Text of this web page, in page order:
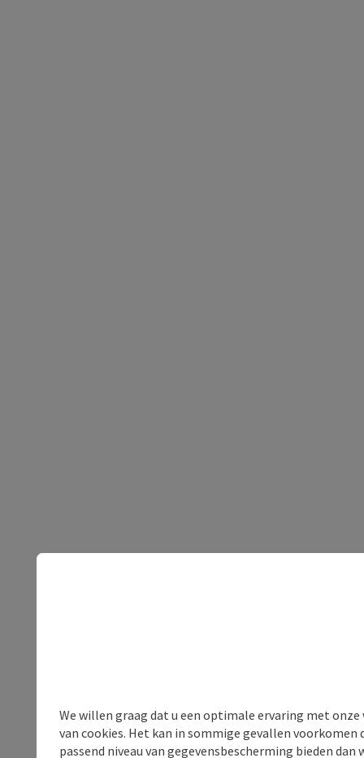
We willen graag dat u een optimale ervaring met
van cookies. Het kan in sommige gevallen voorkomen
passend niveau van gegevensbescherming bieden